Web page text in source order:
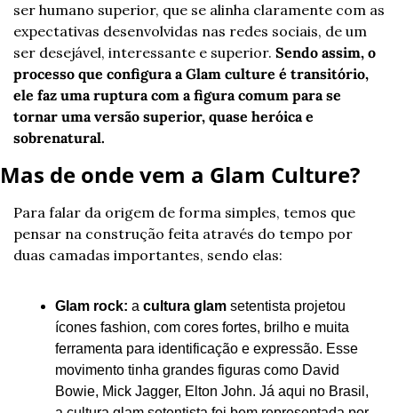
ser humano superior, que se alinha claramente com as
expectativas desenvolvidas nas redes sociais, de um
ser desejável, interessante e superior. Sendo assim, o
processo que configura a Glam culture é transitório,
ele faz uma ruptura com a figura comum para se
tornar uma versão superior, quase heróica e
sobrenatural.
Mas de onde vem a Glam Culture?
Para falar da origem de forma simples, temos que
pensar na construção feita através do tempo por
duas camadas importantes, sendo elas:
Glam rock: a cultura glam setentista projetou
ícones fashion, com cores fortes, brilho e muita
ferramenta para identificação e expressão. Esse
movimento tinha grandes figuras como David
Bowie, Mick Jagger, Elton John. Já aqui no Brasil,